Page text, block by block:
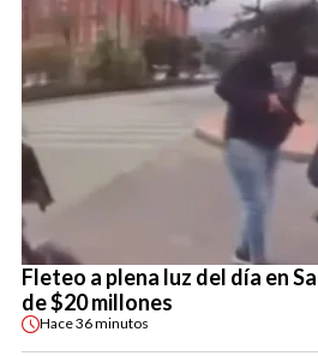
Fleteo a plena luz del día en
de $20 millones
Hace36 minutos